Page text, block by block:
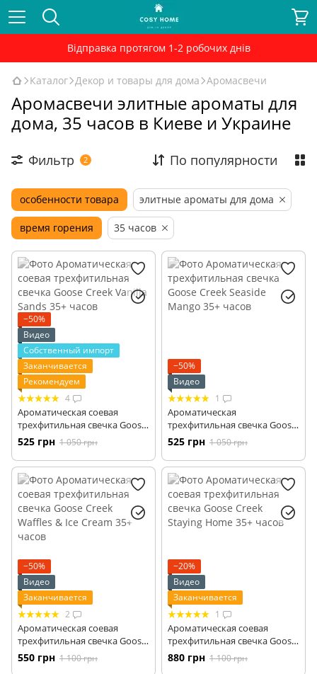
Відправка протягом 1-2 робочих днів
Каталог Декор и товары для дома Аромасвечи
Аромасвечи элитные ароматы для
дома, 35 часов в Киеве и Украине
Фильтр 2 По популярности
особенности товара элитные ароматы для дома
время горения 35 часов
−50%
Видео
Собственный импорт
Заканчивается
Рекомендуем
4
Ароматическая соевая
трехфитильная свечка Goose
Creek Vanilla Sands 35+ часов
525 грн 1 050 грн
−50%
Видео
1
Ароматическая
трехфитильная свечка Goose
Creek Seaside Mango 35+
525 грн 1 050 грн
−50%
Видео
Заканчивается
2
Ароматическая соевая
трехфитильная свечка Goose
Creek Waffles & Ice Cream 35+
550 грн 1 100 грн
−20%
Видео
Заканчивается
1
Ароматическая соевая
трехфитильная свечка Goose
Creek Staying Home 35+ часов
880 грн 1 100 грн